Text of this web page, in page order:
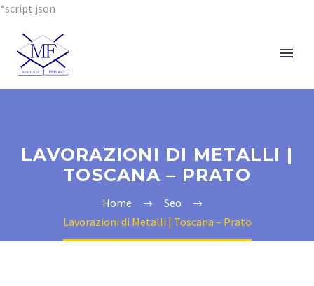
*script json
LAVORAZIONI DI METALLI |
TOSCANA – PRATO
Home
Seo
Lavorazioni di Metalli | Toscana – Prato